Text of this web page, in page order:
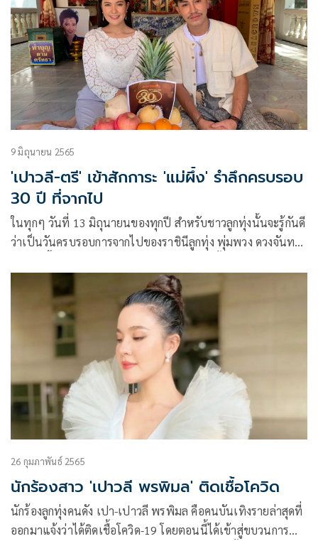
นทุกครั้งที่มีผลงานใหม่
9 มิถุนายน 2565
'เปาวลี-ตรี' เข้าสักการะ 'แม่ผึ้ง' รำลึกครบรอบ
30 ปี ที่จากไป
ในทุกๆ วันที่ 13 มิถุนายนของทุกปี สำหรับชาวลูกทุ่งนั้นจะรู้กันดี
ว่าเป็นวันครบรอบการจากไปของราชินีลูกทุ่ง พุ่มพวง ดวงจันทร์
จัดงานรำลึกถึง แม่ผึ้ง พุ่มพวง มาตลอด ก็เตรียมจัดงาน รำลึก 30
ปี ดวงจันทร์…กลางดวงใจ พุ่มพวง ดวงจันทร์ ในรูปแบบ Virtual
Concert ในวันที่ในวันอาทิตย์ที่ 12 มิถุนายนนี้ ชมผ่าน เฟซบุ๊ก
Grammy Gold
26 กุมภาพันธ์ 2565
นักร้องสาว 'เปาวลี พรพิมล' ติดเชื้อโควิด
นักร้องลูกทุ่งคนดัง เปา-เปาวลี พรพิมล คือคนบันเทิงรายล่าสุดที่
ออกมาแจ้งว่าได้ติดเชื้อโควิด-19 โดยตอนนี้ได้เข้าสู่ขบวนการ